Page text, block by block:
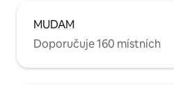
MUDAM
Doporučuje 160 místních